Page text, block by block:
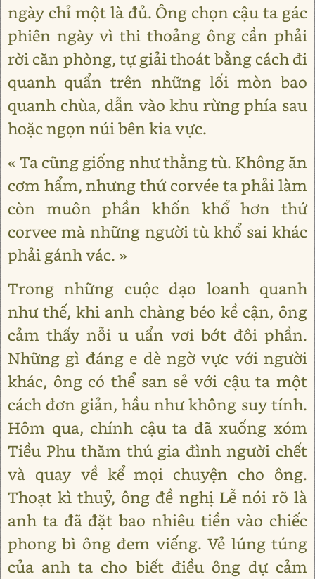
ngày chỉ một là đủ. Ông chọn cậu ta gác
phiên ngày vì thi thoảng ông cần phải
rời căn phòng, tự giải thoát bằng cách đi
quanh quẩn trên những lối mòn bao
quanh chùa, dẫn vào khu rừng phía sau
hoặc ngọn núi bên kia vực.
« Ta cũng giống như thằng tù. Không ăn
cơm hẩm, nhưng thứ corvée ta phải làm
còn muôn phần khốn khổ hơn thứ
corvee mà những người tù khổ sai khác
phải gánh vác. »
Trong những cuộc dạo loanh quanh
như thế, khi anh chàng béo kề cận, ông
cảm thấy nỗi u uẩn vơi bớt đôi phần.
Những gì đáng e dè ngờ vực với người
khác, ông có thể san sẻ với cậu ta một
cách đơn giản, hầu như không suy tính.
Hôm qua, chính cậu ta đã xuống xóm
Tiều Phu thăm thú gia đình người chết
và quay về kể mọi chuyện cho ông.
Thoạt kì thuỷ, ông đề nghị Lễ nói rõ là
anh ta đã đặt bao nhiêu tiền vào chiếc
phong bì ông đem viếng. Vẻ lúng túng
của anh ta cho biết điều ông dự cảm